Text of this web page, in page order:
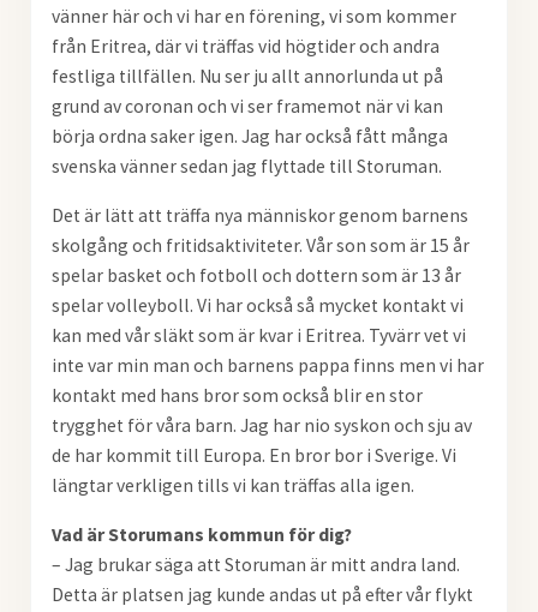
vänner här och vi har en förening, vi som kommer
från Eritrea, där vi träffas vid högtider och andra
festliga tillfällen. Nu ser ju allt annorlunda ut på
grund av coronan och vi ser framemot när vi kan
börja ordna saker igen. Jag har också fått många
svenska vänner sedan jag flyttade till Storuman.
Det är lätt att träffa nya människor genom barnens
skolgång och fritidsaktiviteter. Vår son som är 15 år
spelar basket och fotboll och dottern som är 13 år
spelar volleyboll. Vi har också så mycket kontakt vi
kan med vår släkt som är kvar i Eritrea. Tyvärr vet vi
inte var min man och barnens pappa finns men vi har
kontakt med hans bror som också blir en stor
trygghet för våra barn. Jag har nio syskon och sju av
de har kommit till Europa. En bror bor i Sverige. Vi
längtar verkligen tills vi kan träffas alla igen.
Vad är Storumans kommun för dig?
– Jag brukar säga att Storuman är mitt andra land.
Detta är platsen jag kunde andas ut på efter vår flykt